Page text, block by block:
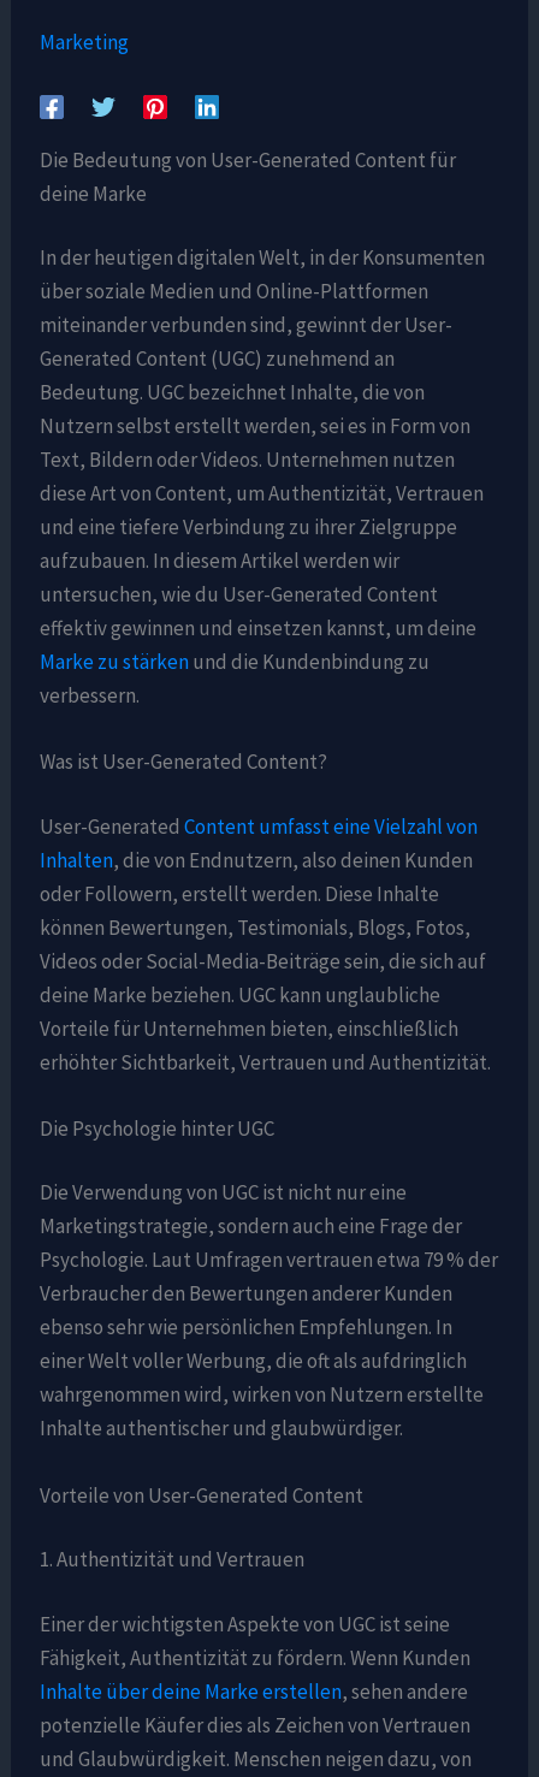
Marketing
Die Bedeutung von User-Generated Content für
deine Marke
In der heutigen digitalen Welt, in der Konsumenten
über soziale Medien und Online-Plattformen
miteinander verbunden sind, gewinnt der User-
Generated Content (UGC) zunehmend an
Bedeutung. UGC bezeichnet Inhalte, die von
Nutzern selbst erstellt werden, sei es in Form von
Text, Bildern oder Videos. Unternehmen nutzen
diese Art von Content, um Authentizität, Vertrauen
und eine tiefere Verbindung zu ihrer Zielgruppe
aufzubauen. In diesem Artikel werden wir
untersuchen, wie du User-Generated Content
effektiv gewinnen und einsetzen kannst, um deine
Marke zu stärkenund die Kundenbindung zu
verbessern.
Was ist User-Generated Content?
User-GeneratedContent umfasst eine Vielzahl von
Inhalten, die von Endnutzern, also deinen Kunden
oder Followern, erstellt werden. Diese Inhalte
können Bewertungen, Testimonials, Blogs, Fotos,
Videos oder Social-Media-Beiträge sein, die sich auf
deine Marke beziehen. UGC kann unglaubliche
Vorteile für Unternehmen bieten, einschließlich
erhöhter Sichtbarkeit, Vertrauen und Authentizität.
Die Psychologie hinter UGC
Die Verwendung von UGC ist nicht nur eine
Marketingstrategie, sondern auch eine Frage der
Psychologie. Laut Umfragen vertrauen etwa 79 % der
Verbraucher den Bewertungen anderer Kunden
ebenso sehr wie persönlichen Empfehlungen. In
einer Welt voller Werbung, die oft als aufdringlich
wahrgenommen wird, wirken von Nutzern erstellte
Inhalte authentischer und glaubwürdiger.
Vorteile von User-Generated Content
1. Authentizität und Vertrauen
Einer der wichtigsten Aspekte von UGC ist seine
Fähigkeit, Authentizität zu fördern. Wenn Kunden
Inhalte über deine Marke erstellen, sehen andere
potenzielle Käufer dies als Zeichen von Vertrauen
und Glaubwürdigkeit. Menschen neigen dazu, von